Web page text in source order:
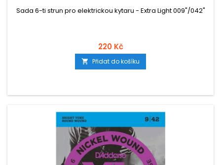
Sada 6-ti strun pro elektrickou kytaru - Extra Light 009"/042"
220 Kč
 Přidat do košíku